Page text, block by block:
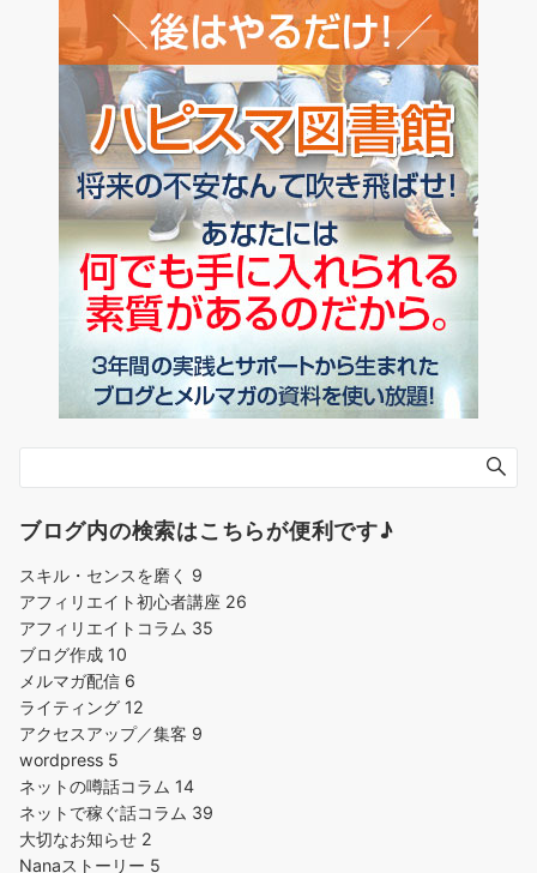
ブログ内の検索はこちらが便利です♪
スキル・センスを磨く 9
アフィリエイト初心者講座 26
アフィリエイトコラム 35
ブログ作成 10
メルマガ配信 6
ライティング 12
アクセスアップ／集客 9
wordpress 5
ネットの噂話コラム 14
ネットで稼ぐ話コラム 39
大切なお知らせ 2
Nanaストーリー 5